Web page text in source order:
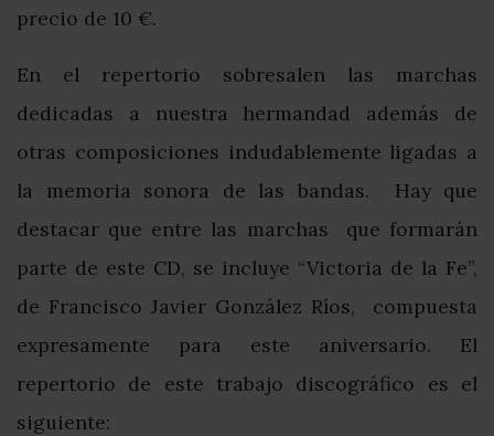
precio de 10 €.
En el repertorio sobresalen las marchas
dedicadas a nuestra hermandad además de
otras composiciones indudablemente ligadas a
la memoria sonora de las bandas. Hay que
destacar que entre las marchas que formarán
parte de este CD, se incluye “Victoria de la Fe”,
de Francisco Javier González Ríos, compuesta
expresamente para este aniversario. El
repertorio de este trabajo discográfico es el
siguiente: